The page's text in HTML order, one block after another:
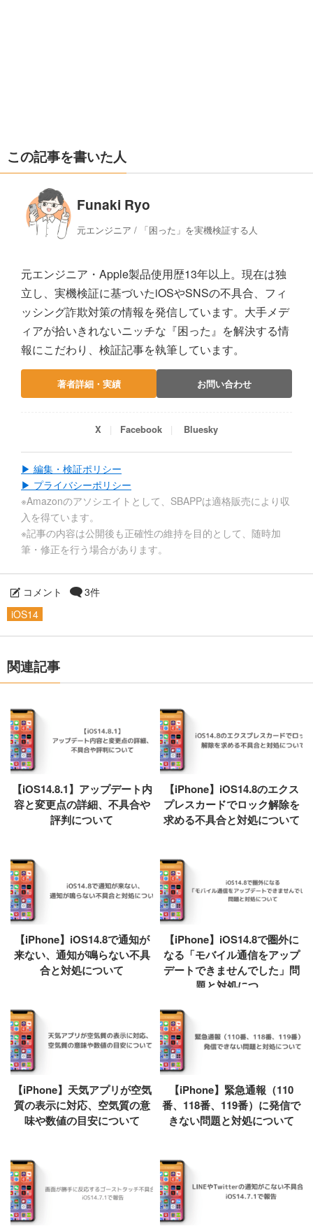
この記事を書いた人
Funaki Ryo
元エンジニア / 「困った」を実機検証する人
元エンジニア・Apple製品使用歴13年以上。現在は独
立し、実機検証に基づいたiOSやSNSの不具合、フィ
ッシング詐欺対策の情報を発信しています。大手メデ
ィアが拾いきれないニッチな『困った』を解決する情
報にこだわり、検証記事を執筆しています。
著者詳細・実績 お問い合わせ
X Facebook Bluesky
▶ 編集・検証ポリシー
▶ プライバシーポリシー
※Amazonのアソシエイトとして、SBAPPは適格販売により収
入を得ています。
※記事の内容は公開後も正確性の維持を目的として、随時加
筆・修正を行う場合があります。
コメント
3件
iOS14
関連記事
【iOS14.8.1】アップデート内
容と変更点の詳細、不具合や
評判について
【iPhone】iOS14.8のエクス
プレスカードでロック解除を
求める不具合と対処について
【iPhone】iOS14.8で通知が
来ない、通知が鳴らない不具
合と対処について
【iPhone】iOS14.8で圏外に
なる「モバイル通信をアップ
デートできませんでした」問
題と対処につ...
【iPhone】天気アプリが空気
質の表示に対応、空気質の意
味や数値の目安について
【iPhone】緊急通報（110
番、118番、119番）に発信で
きない問題と対処について